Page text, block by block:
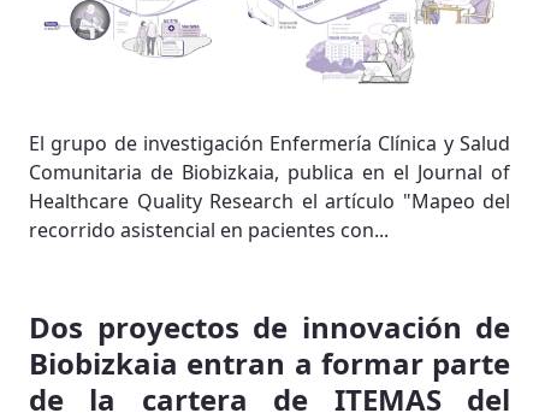
El grupo de investigación Enfermería Clínica y Salud
Comunitaria de Biobizkaia, publica en el Journal of
Healthcare Quality Research el artículo "Mapeo del
recorrido asistencial en pacientes con...
Dos proyectos de innovación de
Biobizkaia entran a formar parte
de la cartera de ITEMAS del